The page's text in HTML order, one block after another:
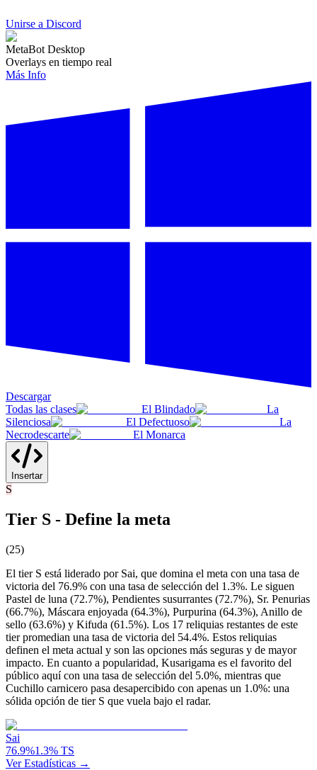
Unirse a Discord
MetaBot Desktop
Overlays en tiempo real
Más Info
Descargar
Todas las clases
El Blindado
La
Silenciosa
El Defectuoso
La
Necrodescarte
El Monarca
Insertar
S
Tier S - Define la meta
(25)
El tier S está liderado por Sai, que domina el meta con una tasa de
victoria del 76.9% con una tasa de selección del 1.3%. Le siguen
Pastel de luna (72.7%), Pendientes susurrantes (72.7%), Sr. Penurias
(66.7%), Máscara enjoyada (64.3%), Purpurina (64.3%), Anillo de
sello (63.6%) y Kifuda (61.5%). Los 17 reliquias restantes de este
tier promedian una tasa de victoria del 54.4%. Estos reliquias
definen el meta actual y son las opciones más seguras y de mayor
impacto. En cuanto a popularidad, Kusarigama es el favorito del
público aquí con una tasa de selección del 5.0%, mientras que
Cuchillo carnicero pasa desapercibido con apenas un 1.0%: una
sólida opción de tier S que vuela bajo el radar.
Sai
76.9%1.3% TS
Ver Estadísticas →